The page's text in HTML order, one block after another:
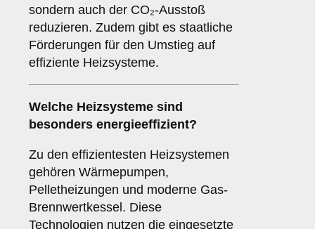
sondern auch der CO₂-Ausstoß
reduzieren. Zudem gibt es staatliche
Förderungen für den Umstieg auf
effiziente Heizsysteme.
Welche Heizsysteme sind
besonders energieeffizient?
Zu den effizientesten Heizsystemen
gehören Wärmepumpen,
Pelletheizungen und moderne Gas-
Brennwertkessel. Diese
Technologien nutzen die eingesetzte